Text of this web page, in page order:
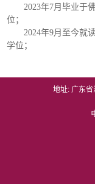
2023年7月毕业于
位；
2024年9月至今就
学位；
地址: 广东